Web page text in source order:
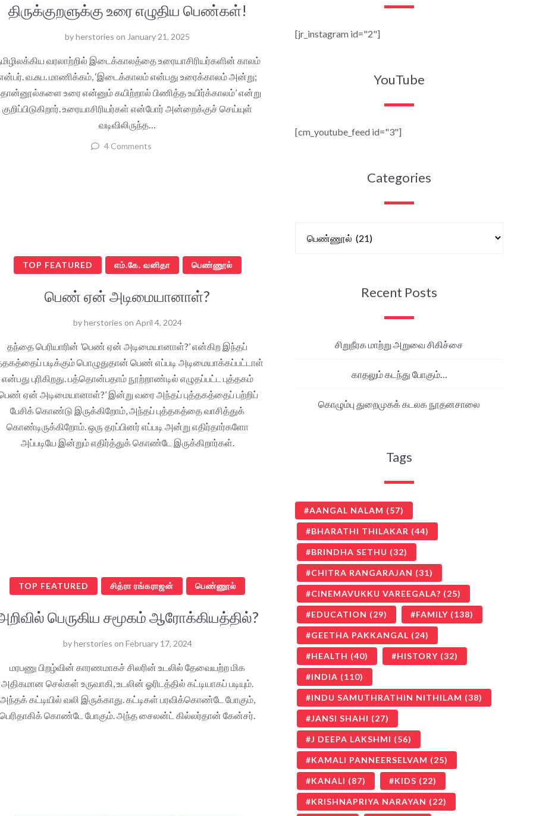
திருக்குறளுக்கு உரை எழுதிய பெண்கள்!
byherstories on January 21, 2025
வரலாற்றில் இடைக்காலத்தை உரையாசிரியர்களின் காலம்
வ.சுப. மாணிக்கம், ‘இடைக்காலம் என்பது உரைக்காலம் அன்று;
உரை என்னும் கயிற்றால் பிணித்த உயிர்க்காலம்’ என்று
குறிப்பிடுகிறார். உரையாசிரியர்கள் என்போர் அன்றைக்குச் செய்யுள்
வடிவிலிருந்த…
4 Comments
TOP FEATURED எம்.கே. வனிதா பெண்ணூல்
பெண் ஏன் அடிமையானாள்?
byherstories on April 4, 2024
தந்தை பெரியாரின் ’பெண் ஏன் அடிமையானாள்?’ என்கிற இந்தப்
படிக்கும் பொழுதுதான் பெண் எப்படி அடிமையாக்கப்பட்டாள்
என்பது புரிகிறது. பத்தொன்பதாம் நூற்றாண்டில் எழுதப்பட்ட புத்தகம்
ஏன் அடிமையானாள்?’ இன்று வரை அந்தப் புத்தகத்தைப் பற்றிப்
பேசிக் கொண்டு இருக்கிறோம், அந்தப் புத்தகத்தை வாசித்துக்
கொண்டிருக்கிறோம். ஒரு தரப்பினர் எப்படி அன்று எதிர்தார்களோ
அப்படியே இன்றும் எதிர்த்துக் கொண்டே இருக்கிறார்கள்.
TOP FEATURED சித்ரா ரங்கராஜன் பெண்ணூல்
பெருகிய சமூகம் ஆரோக்கியத்தில்?
byherstories on February 17, 2024
மரபணு பிறழ்வின் காரணமாகச் சிலரின் உடலில் தேவையற்ற மிக
அதிகமான செல்கள் உருவாகி, உடலின் ஓரிடத்தில் கட்டியாகப் படியும்.
அந்தக் கட்டியில் வலி இருக்காது. கட்டிகள் பரவிக்கொண்டே போகும்,
பெரிதாகிக் கொண்டே போகும். அந்த சைலன்ட் கில்லர்தான் கேன்சர்.
[jr_instagram id="2"]
YouTube
[cm_youtube_feed id="3"]
Categories
Recent Posts
சிறுநீரக மாற்று அறுவை சிகிச்சை
காதலும் கடந்து போகும்…
கொழும்பு துறைமுகக் கடலக நூதனசாலை
Tags
AANGAL NALAM (57)
BHARATHI THILAKAR (44)
BRINDHA SETHU (32)
CHITRA RANGARAJAN (31)
CINEMAVUKKU VAREEGALA? (25)
EDUCATION (29) FAMILY (138)
GEETHA PAKKANGAL (24)
HEALTH (40) HISTORY (32)
INDIA (110)
INDU SAMUTHRATHIN NITHILAM (38)
JANSI SHAHI (27)
J DEEPA LAKSHMI (56)
KAMALI PANNEERSELVAM (25)
KANALI (87) KIDS (22)
KRISHNAPRIYA NARAYAN (22)